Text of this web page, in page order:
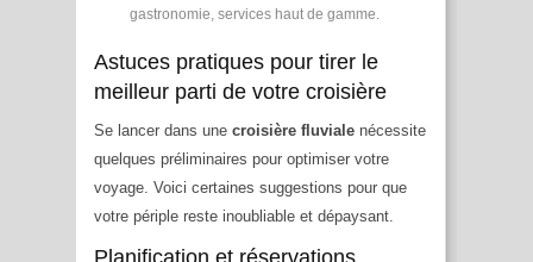
gastronomie, services haut de gamme.
Astuces pratiques pour tirer le
meilleur parti de votre croisière
Se lancer dans une croisière fluviale nécessite
quelques préliminaires pour optimiser votre
voyage. Voici certaines suggestions pour que
votre périple reste inoubliable et dépaysant.
Planification et réservations